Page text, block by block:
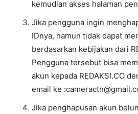
kemudian akses halaman
Jika pengguna ingin
IDnya, namun tidak dapat
berdasarkan kebijakan dari
Pengguna tersebut bisa
akun kepada REDAKSI.CO
email ke
Jika penghapusan akun